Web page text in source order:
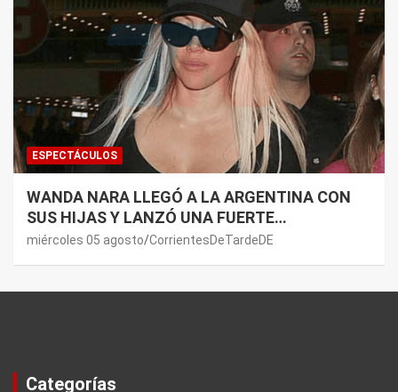
ESPECTÁCULOS
WANDA NARA LLEGÓ A LA ARGENTINA CON
SUS HIJAS Y LANZÓ UNA FUERTE
PREMONICIÓN SOBRE MAURO ICARDI
miércoles 05 agosto CorrientesDeTardeDE
Categorías